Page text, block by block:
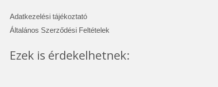
Adatkezelési tájékoztató
Általános Szerződési Feltételek
Ezek is érdekelhetnek: